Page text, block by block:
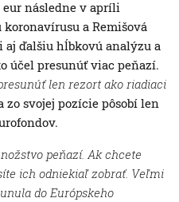
následne v apríli
a Remišová
ďalšiu hĺbkovú analýzu a
účel presunúť viac peňazí.
len rezort ako riadiaci
svojej pozície pôsobí len
peňazí. Ak chcete
ich odniekiaľ zobrať. Veľmi
do Európskeho